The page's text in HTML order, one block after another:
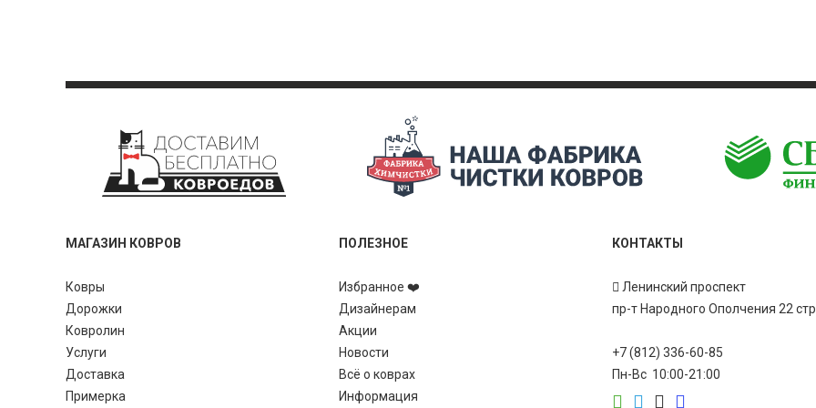
МАГАЗИН КОВРОВ
Ковры
Дорожки
Ковролин
Услуги
Доставка
Примерка
ПОЛЕЗНОЕ
Избранное ❤️
Дизайнерам
Акции
Новости
Всё о коврах
Информация
КОНТАКТЫ
Ленинский проспект
пр-т Народного Ополчения 22
+7 (812) 336-60-85
Пн-Вс 10:00-21:00